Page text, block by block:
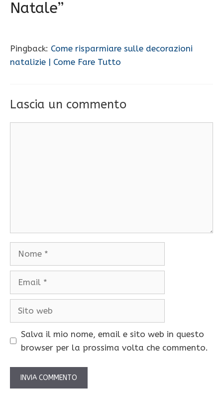
Natale”
Pingback: Come risparmiare sulle decorazioni
natalizie | Come Fare Tutto
Lascia un commento
Salva il mio nome, email e sito web in questo
browser per la prossima volta che commento.